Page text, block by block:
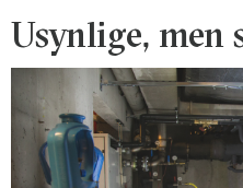
Usynlige, men